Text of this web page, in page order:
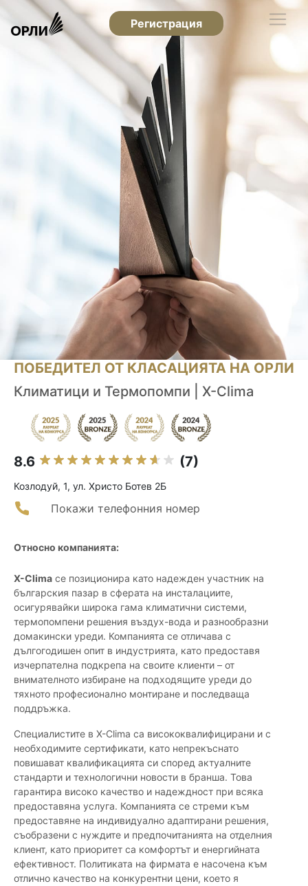
Регистрация
ПОБЕДИТЕЛ ОТ КЛАСАЦИЯТА НА ОРЛИ
Климатици и Термопомпи | X-Clima
8.6 (7)
Козлодуй, 1, ул. Христо Ботев 2Б
Покажи телефонния номер
Относно компанията:
X-Clima се позиционира като надежден участник на
българския пазар в сферата на инсталациите,
осигурявайки широка гама климатични системи,
термопомпени решения въздух-вода и разнообразни
домакински уреди. Компанията се отличава с
дългогодишен опит в индустрията, като предоставя
изчерпателна подкрепа на своите клиенти – от
внимателното избиране на подходящите уреди до
тяхното професионално монтиране и последваща
поддръжка.
Специалистите в X-Clima са висококвалифицирани и с
необходимите сертификати, като непрекъснато
повишават квалификацията си според актуалните
стандарти и технологични новости в бранша. Това
гарантира високо качество и надеждност при всяка
предоставяна услуга. Компанията се стреми към
предоставяне на индивидуално адаптирани решения,
съобразени с нуждите и предпочитанията на отделния
клиент, като приоритет са комфортът и енергийната
ефективност. Политиката на фирмата е насочена към
отлично качество на конкурентни цени, което я